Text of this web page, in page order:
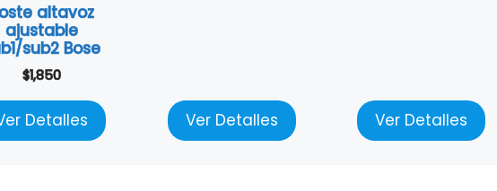
altavoz
ajustable
sub2 Bose
$1,850
Detalles Ver Detalles Ver Detalles